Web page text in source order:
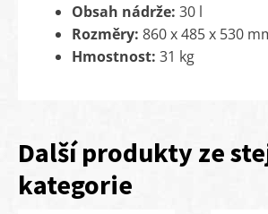
Obsah nádrže: 30 l
Rozměry: 860 x 485 x 530
Hmostnost: 31 kg
Další produkty ze
kategorie